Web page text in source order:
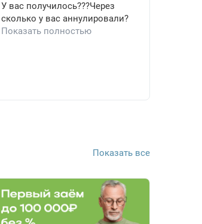
У вас получилось???Через
сколько у вас аннулировали?
Показать полностью
Показать все